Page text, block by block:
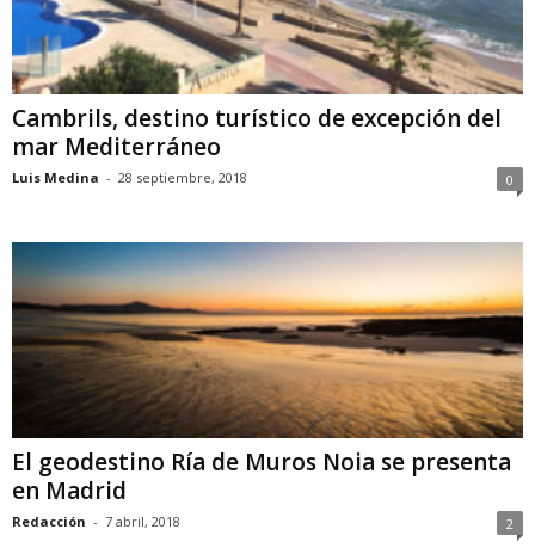
Cambrils, destino turístico de excepción del
mar Mediterráneo
Luis Medina - 28 septiembre, 2018 0
El geodestino Ría de Muros Noia se presenta
en Madrid
Redacción - 7 abril, 2018 2